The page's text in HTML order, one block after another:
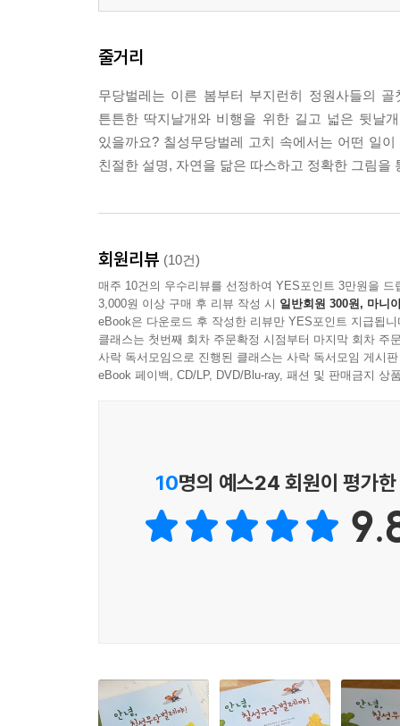
줄거리
무당벌레는 이른 봄부터 부지런히 정원사들의
튼튼한 딱지날개와 비행을 위한 길고 넓은 뒷날
있을까요? 칠성무당벌레 고치 속에서는 어떤 일
친절한 설명, 자연을 닮은 따스하고 정확한 그림
회원리뷰 (10건)
매주 10건의 우수리뷰를 선정하여 YES포인트 3만원을 드
3,000원 이상 구매 후 리뷰 작성 시 일반회원 300원, 마니
eBook은 다운로드 후 작성한 리뷰만 YES포인트 지급됩니
클래스는 첫번째 회차 주문확정 시점부터 마지막 회차 주
사락 독서모임으로 진행된 클래스는 사락 독서모임 게시
eBook 페이백, CD/LP, DVD/Blu-ray, 패션 및 판매금지 상
10명의 예스24 회원이 평가